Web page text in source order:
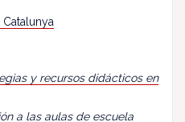
y recursos didácticos en
a las aulas de escuela